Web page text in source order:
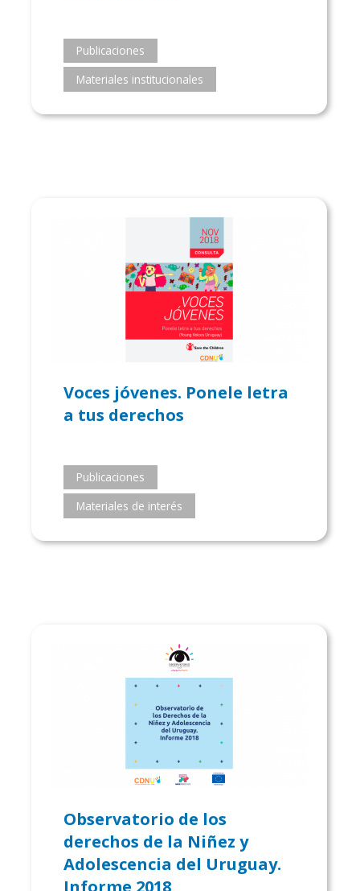
Publicaciones
Materiales institucionales
Voces jóvenes. Ponele letra
a tus derechos
Publicaciones
Materiales de interés
Observatorio de los
derechos de la Niñez y
Adolescencia del Uruguay.
Informe 2018